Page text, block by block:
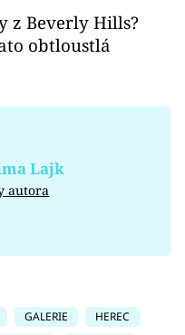
z Beverly Hills?
obtloustlá
Lajk
autora
GALERIE
HEREC